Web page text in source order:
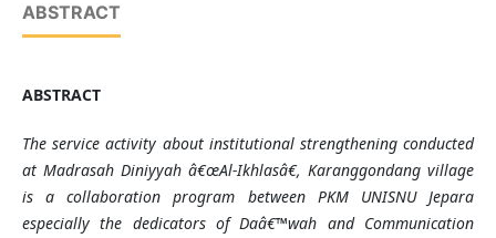
ABSTRACT
ABSTRACT
The service activity about institutional strengthening conducted
at Madrasah Diniyyah â€œAl-Ikhlasâ€, Karanggondang village
is a collaboration program between PKM UNISNU Jepara
especially the dedicators of Daâ€™wah and Communication